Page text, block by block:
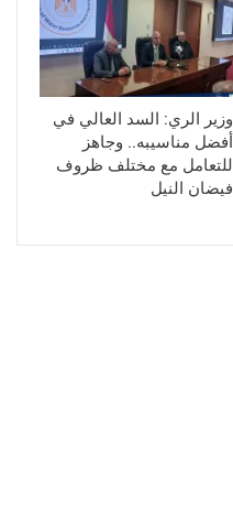
وزير الري: السد العالي في
أفضل مناسيبه.. وجاهز
للتعامل مع مختلف ظروف
فيضان النيل